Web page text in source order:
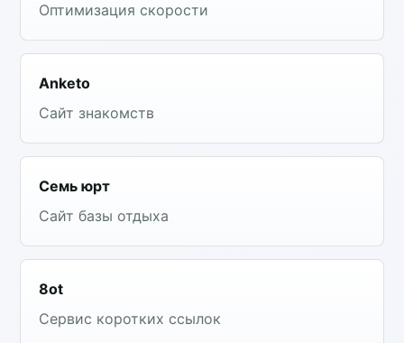
Оптимизация скорости
Anketo
Сайт знакомств
Семь юрт
Сайт базы отдыха
8ot
Сервис коротких ссылок